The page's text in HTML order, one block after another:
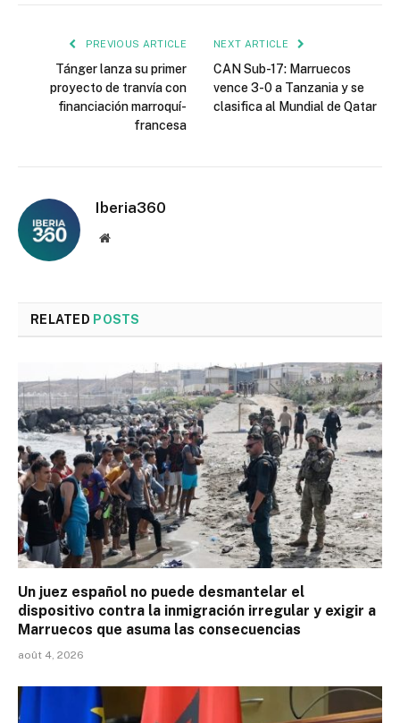
PREVIOUS ARTICLE
Tánger lanza su primer
proyecto de tranvía con
financiación marroquí-
francesa
NEXT ARTICLE
CAN Sub-17: Marruecos
vence 3-0 a Tanzania y se
clasifica al Mundial de Qatar
Iberia360
Website
RELATED POSTS
Un juez español no puede desmantelar el
dispositivo contra la inmigración irregular y exigir a
Marruecos que asuma las consecuencias
août 4, 2026